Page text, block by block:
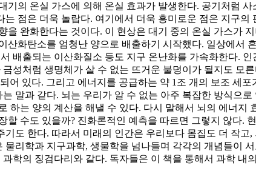
의 온실 가스에 의해 온실 효과가 발생한다. 공기처럼
점은 더욱 놀랍다. 여기에서 더욱 흥미로운 점은 지구의
완화한다는 것이다. 이 현상은 대기 중의 온실 가스가
화탄소를 엄청난 양으로 배출하기 시작했다. 일상에서
배출되는 이산화질소 등도 지구 온난화를 가속화한다.
성처럼 생명체가 살 수 없는 뜨거운 불덩이가 될지도 모
어 있다. 그리고 에너지를 공급하는 약 1조 개의 보조 세
말과 같다. 뇌는 우리가 알 수 없는 아주 복잡한 방식으
하는 양의 계산을 해낼 수 있다. 다시 말해서 뇌의 에너지
수도 있을까? 진화론적인 예측을 따르면 그렇지 않다.
도 한다. 따라서 미래의 인간은 우리보다 몸집도 더 작
리학과 지구과학, 생물학을 넘나들며 각각의 개념들이
학의 징검다리와 같다. 독자들은 이 책을 통해서 과학 내